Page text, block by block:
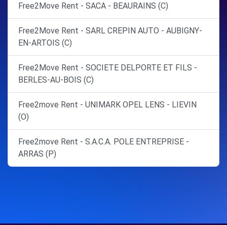
Free2Move Rent - SACA - BEAURAINS (C)
Free2Move Rent - SARL CREPIN AUTO - AUBIGNY-
EN-ARTOIS (C)
Free2Move Rent - SOCIETE DELPORTE ET FILS -
BERLES-AU-BOIS (C)
Free2move Rent - UNIMARK OPEL LENS - LIEVIN
(O)
Free2move Rent - S.A.C.A. POLE ENTREPRISE -
ARRAS (P)